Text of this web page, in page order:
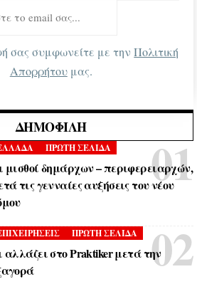
σας συμφωνείτε με τηνΠολιτική
Απορρήτουμας.
ΔΗΜΟΦΙΛΉ
ΠΡΩΤΗ ΣΕΛΙΔΑ
μισθοί δημάρχων – περιφερειαρχών,
τις γενναίες αυξήσεις του νέου
ΠΡΩΤΗ ΣΕΛΙΔΑ
αλλάζει στο Praktiker μετά την